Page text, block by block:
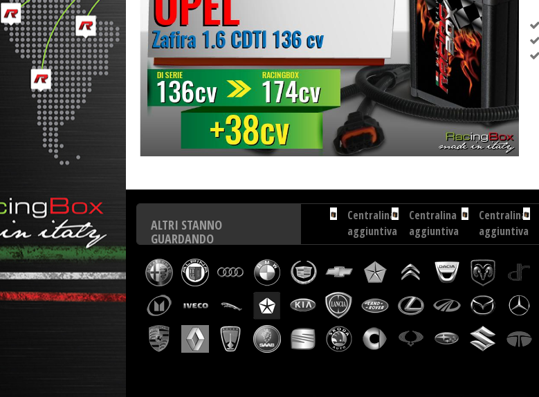
ALTRI STANNO
GUARDANDO
Centralina
aggiuntiva
Hyundai
Verna
1.5...
Centralina
aggiuntiva
Peugeot
207
1.6
HDI
110
Centralina
aggiuntiva
Vauxhall
Signum
1.9...